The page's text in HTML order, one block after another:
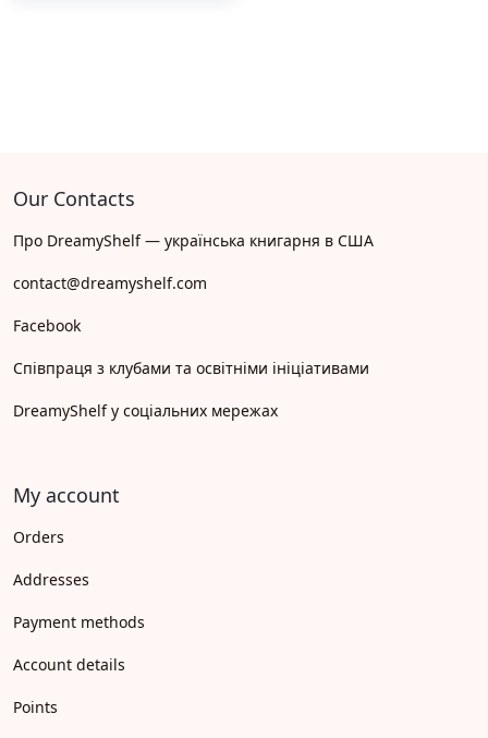
Our Contacts
Про DreamyShelf — українська книгарня в США
contact@dreamyshelf.com
Facebook
Співпраця з клубами та освітніми ініціативами
DreamyShelf у соціальних мережах
My account
Orders
Addresses
Payment methods
Account details
Points